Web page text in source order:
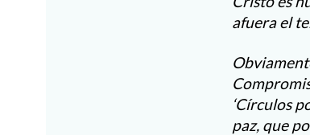
afuera el
‘Círculos
paz, que